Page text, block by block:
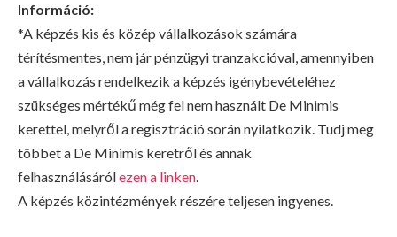
Információ:
*A képzés kis és közép vállalkozások számára
térítésmentes, nem jár pénzügyi tranzakcióval, amennyiben
a vállalkozás rendelkezik a képzés igénybevételéhez
szükséges mértékű még fel nem használt De Minimis
kerettel, melyről a regisztráció során nyilatkozik. Tudj meg
többet a De Minimis keretről és annak
felhasználásárólezen a linken.
A képzés közintézmények részére teljesen ingyenes.